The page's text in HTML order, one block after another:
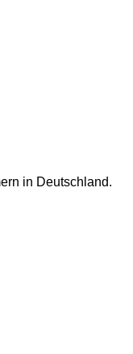
in Deutschland.